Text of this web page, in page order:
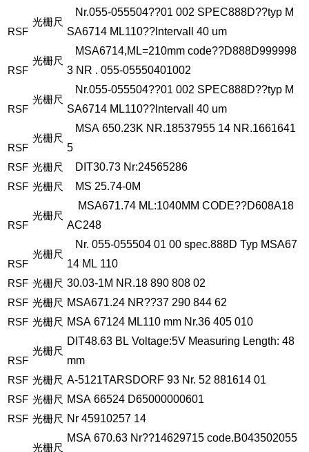
RSF
光栅尺
Nr.055-055504??01 002 SPEC888D??typ M
SA6714 ML110??lntervall 40 um
RSF
光栅尺
MSA6714,ML=210mm code??D888D999998
3 NR . 055-05550401002
RSF
光栅尺
Nr.055-055504??01 002 SPEC888D??typ M
SA6714 ML110??lntervall 40 um
RSF
光栅尺
MSA 650.23K NR.18537955 14 NR.1661641
5
RSF 光栅尺 DIT30.73 Nr:24565286
RSF 光栅尺 MS 25.74-0M
RSF
光栅尺
MSA671.74 ML:1040MM CODE??D608A18
AC248
RSF
光栅尺
Nr. 055-055504 01 00 spec.888D Typ MSA67
14 ML 110
RSF 光栅尺 30.03-1M NR.18 890 808 02
RSF 光栅尺 MSA671.24 NR??37 290 844 62
RSF 光栅尺 MSA 67124 ML110 mm Nr.36 405 010
RSF
光栅尺
DIT48.63 BL Voltage:5V Measuring Length: 48
mm
RSF 光栅尺 A-5121TARSDORF 93 Nr. 52 881614 01
RSF 光栅尺 MSA 66524 D65000000601
RSF 光栅尺 Nr 45910257 14
光栅尺
MSA 670.63 Nr??14629715 code.B043502055